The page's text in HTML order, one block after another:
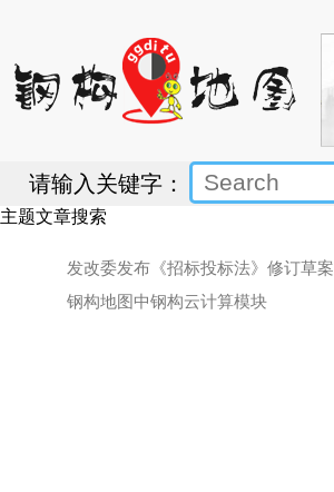
请输入关键字：
主题文章搜索
发改委发布《招标投标法》修订草案
钢构地图中钢构云计算模块